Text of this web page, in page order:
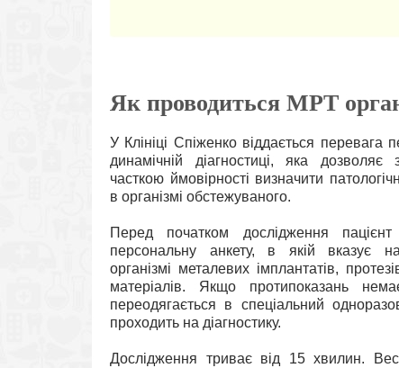
Як проводиться МРТ
У Клініці Спіженко віддається перевага
динамічній діагностиці, яка дозволяє
часткою ймовірності визначити
в організмі обстежуваного.
Перед початком дослідження
персональну анкету, в якій вказує
організмі металевих імплантатів,
матеріалів. Якщо протипоказань
переодягається в спеціальний
проходить на діагностику.
Дослідження триває від 15 хвилин.